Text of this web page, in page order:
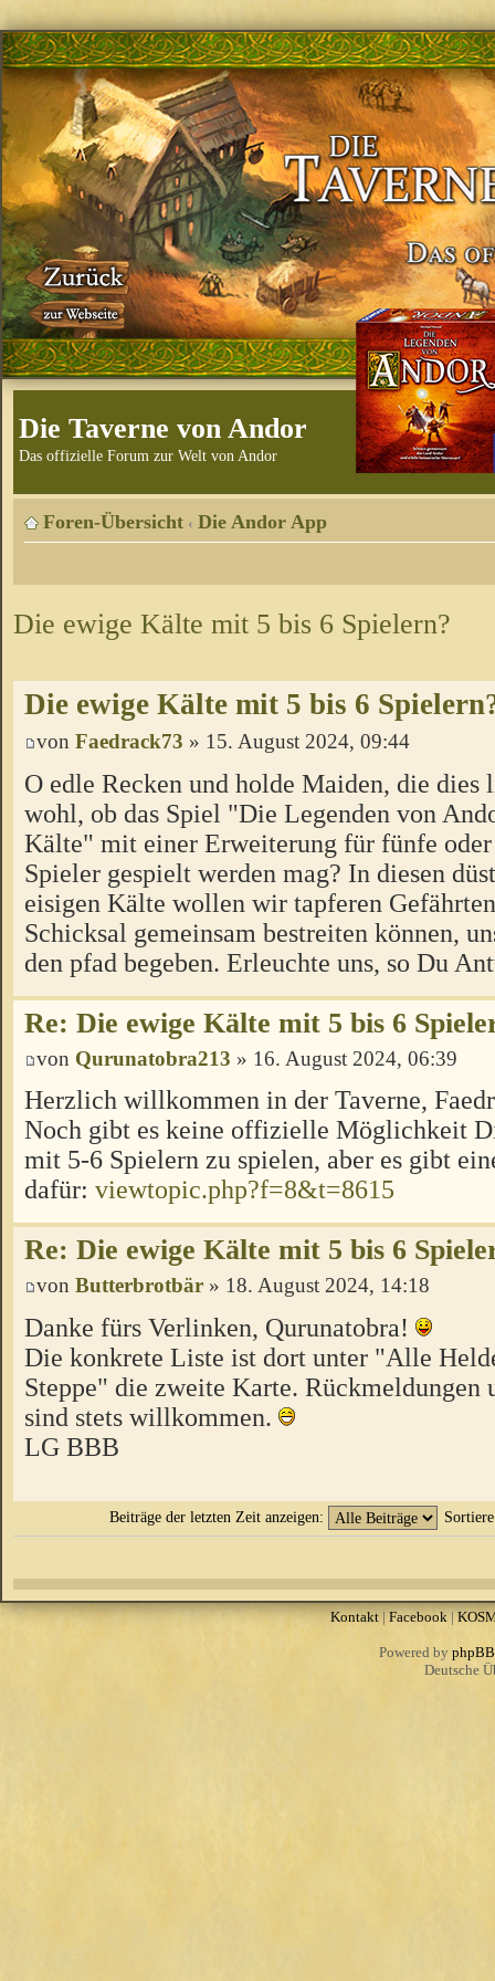
Die Taverne von Andor
Das offizielle Forum zur Welt von Andor
Foren-Übersicht ‹ Die Andor App
Die ewige Kälte mit 5 bis 6 Spielern?
Die ewige Kälte mit 5 bis 6
von Faedrack73 » 15. August 2024, 09:44
O edle Recken und holde Maiden, die dies
wohl, ob das Spiel "Die Legenden von
Kälte" mit einer Erweiterung für fünfe oder
Spieler gespielt werden mag? In diesen
eisigen Kälte wollen wir tapferen
Schicksal gemeinsam bestreiten können,
den pfad begeben. Erleuchte uns, so Du
Re: Die ewige Kälte mit 5 bis 6
von Qurunatobra213 » 16. August 2024, 06:39
Herzlich willkommen in der Taverne,
Noch gibt es keine offizielle Möglichkeit
mit 5-6 Spielern zu spielen, aber es gibt
dafür: viewtopic.php?f=8&t=8615
Re: Die ewige Kälte mit 5 bis 6
von Butterbrotbär » 18. August 2024, 14:18
Danke fürs Verlinken, Qurunatobra!
Die konkrete Liste ist dort unter "Alle
Steppe" die zweite Karte. Rückmeldungen
sind stets willkommen.
LG BBB
Beiträge der letzten Zeit anzeigen:
Kontakt|Facebook|
Powered by phpBB
Deutsche